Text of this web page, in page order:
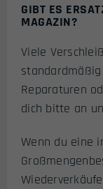
GIBT ES
MAGAZIN?
Viele
Reparaturen
dich bitte an
Wenn du eine